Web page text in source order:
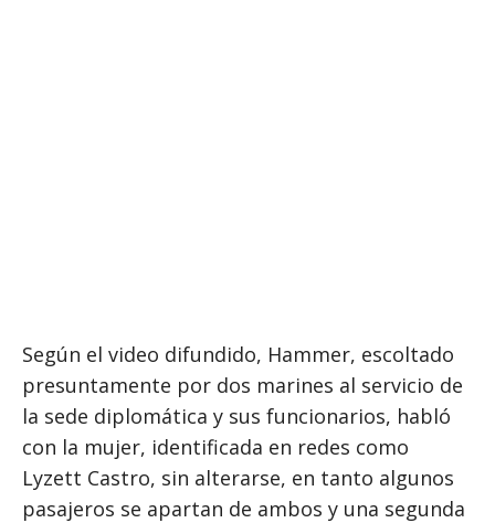
Según el video difundido, Hammer, escoltado
presuntamente por dos marines al servicio de
la sede diplomática y sus funcionarios, habló
con la mujer, identificada en redes como
Lyzett Castro, sin alterarse, en tanto algunos
pasajeros se apartan de ambos y una segunda